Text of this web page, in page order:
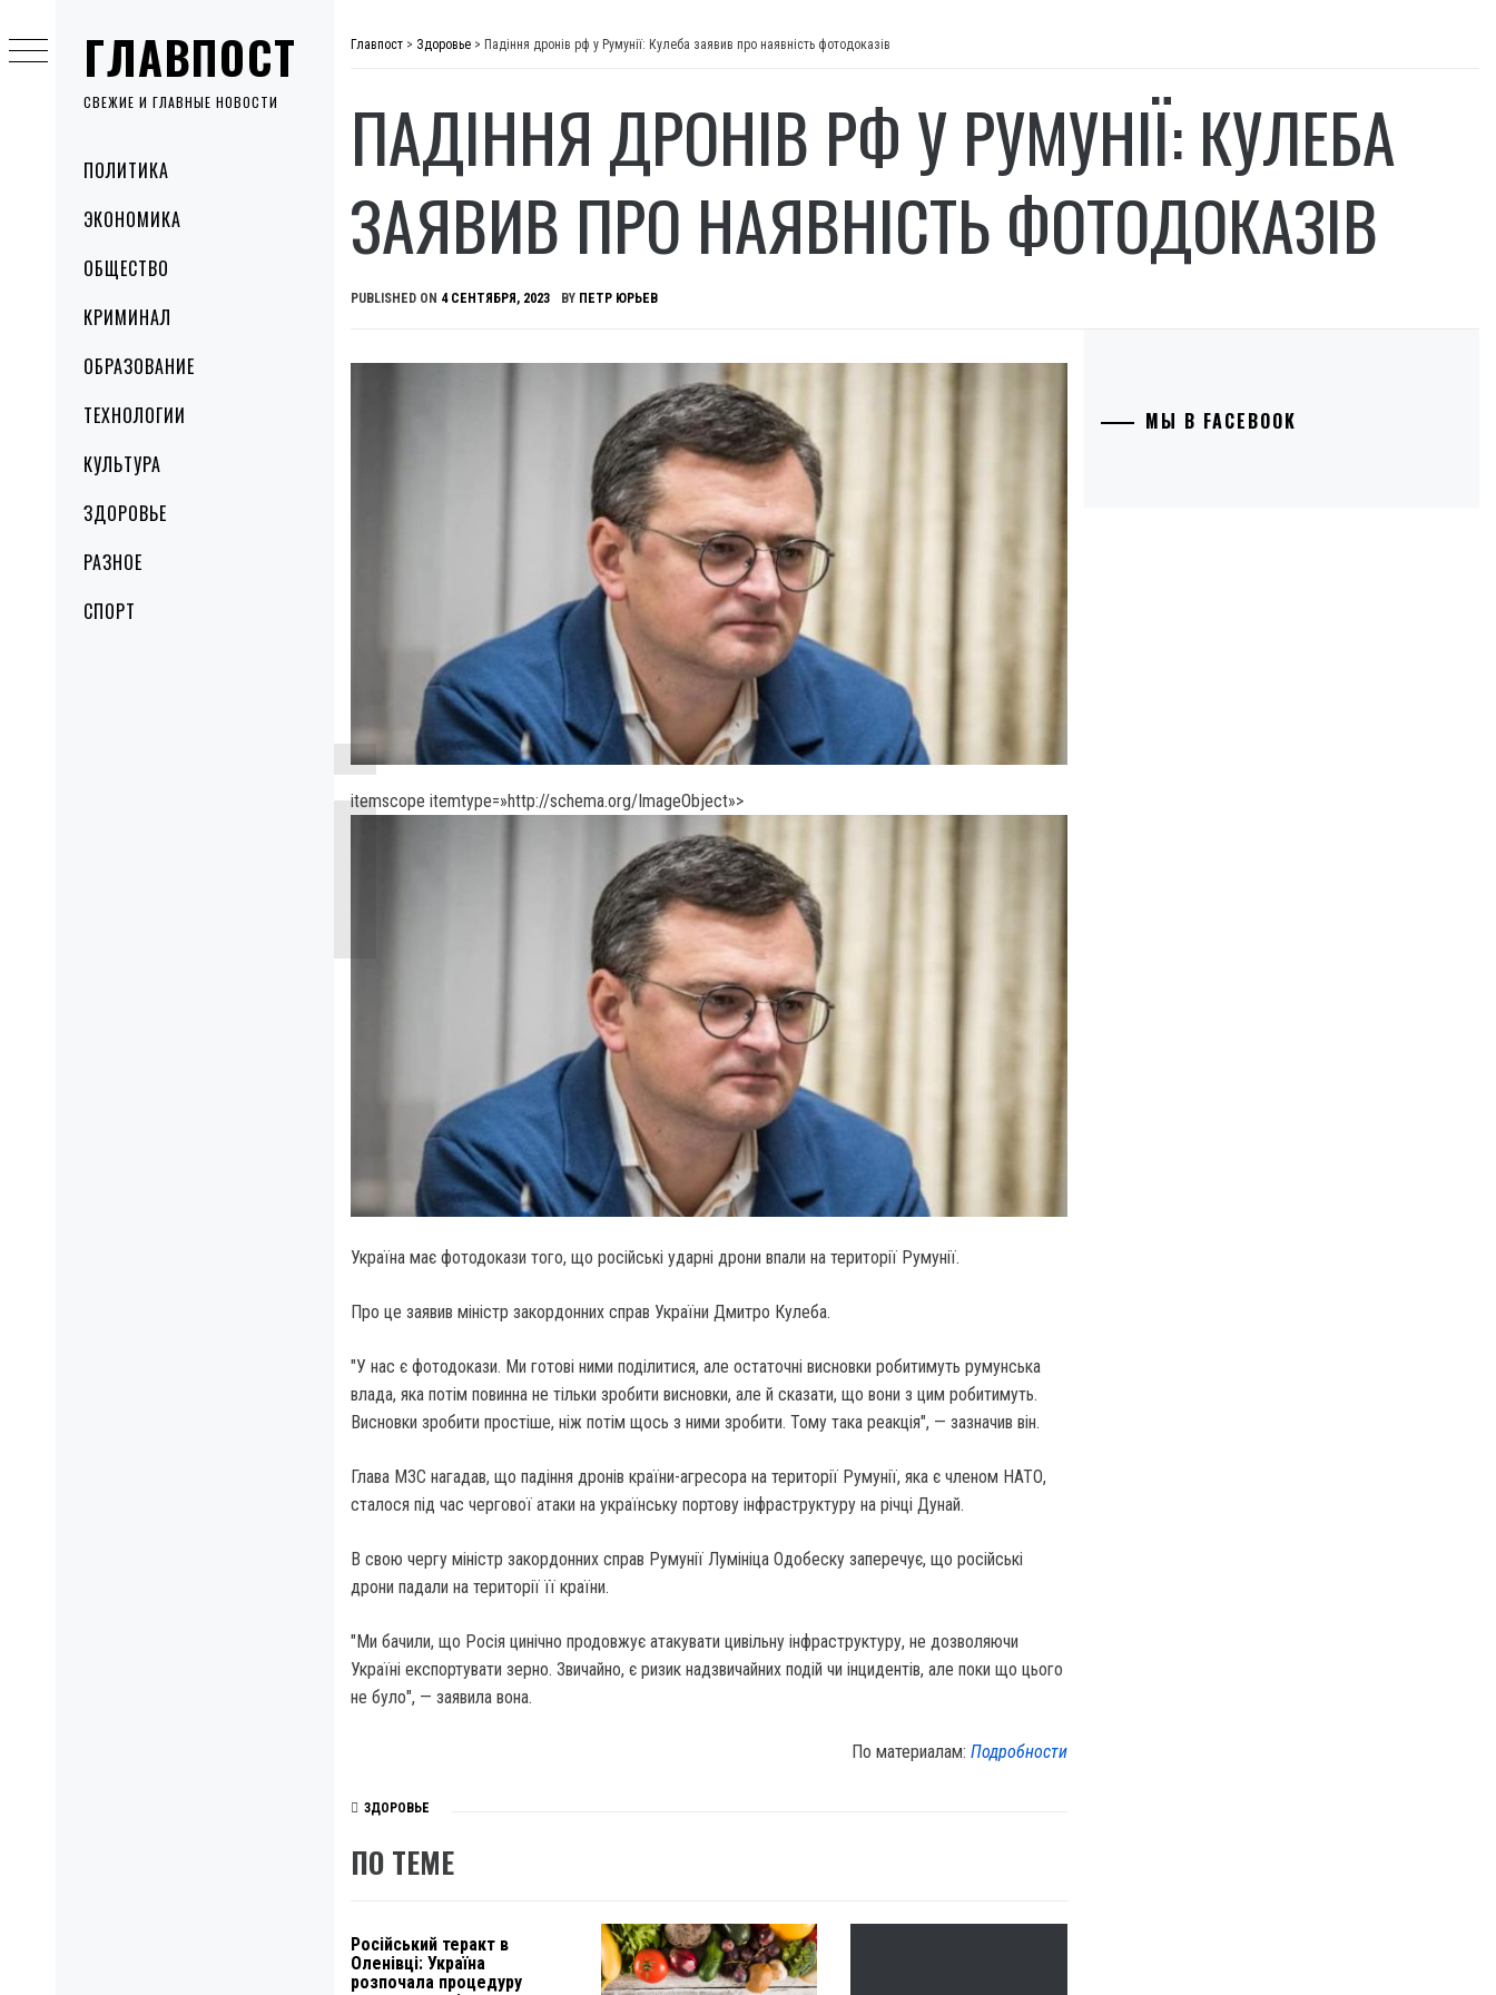
ГЛАВПОСТ
СВЕЖИЕ И ГЛАВНЫЕ НОВОСТИ
MenuПОЛИТИКА
ЭКОНОМИКА
ОБЩЕСТВО
КРИМИНАЛ
ОБРАЗОВАНИЕ
ТЕХНОЛОГИИ
КУЛЬТУРА
ЗДОРОВЬЕ
РАЗНОЕ
СПОРТ
to
content
Главпост > Здоровье > Падіння дронів рф у Румунії: Кулеба заявив про наявність фотодоказів
ПАДІННЯ ДРОНІВ РФ У РУМУНІЇ: КУЛЕБА
ЗАЯВИВ ПРО НАЯВНІСТЬ ФОТОДОКАЗІВ
PUBLISHED ON 4 СЕНТЯБРЯ, 2023 BY ПЕТР ЮРЬЕВ
itemscope itemtype=»http://schema.org/ImageObject»>
Україна має фотодокази того, що російські ударні дрони впали на території Румунії.
Про це заявив міністр закордонних справ України Дмитро Кулеба.
"У нас є фотодокази. Ми готові ними поділитися, але остаточні висновки робитимуть румунська
влада, яка потім повинна не тільки зробити висновки, але й сказати, що вони з цим робитимуть.
Висновки зробити простіше, ніж потім щось з ними зробити. Тому така реакція", — зазначив він.
Глава МЗС нагадав, що падіння дронів країни-агресора на території Румунії, яка є членом НАТО,
сталося під час чергової атаки на українську портову інфраструктуру на річці Дунай.
В свою чергу міністр закордонних справ Румунії Лумініца Одобеску заперечує, що російські
дрони падали на території її країни.
"Ми бачили, що Росія цинічно продовжує атакувати цивільну інфраструктуру, не дозволяючи
Україні експортувати зерно. Звичайно, є ризик надзвичайних подій чи інцидентів, але поки що цього
не було", — заявила вона.
По материалам:Подробности
ЗДОРОВЬЕ
ПО ТЕМЕ
Російський теракт в
Оленівці: Україна
розпочала процедуру
МЫ В FACEBOOK